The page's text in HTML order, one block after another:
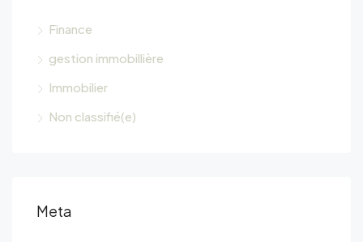
Finance
gestion immobillière
Immobilier
Non classifié(e)
Meta